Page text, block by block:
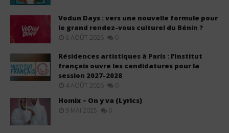
Vodun Days : vers une nouvelle formule pour
le grand rendez-vous culturel du Bénin ?
6 AOÛT 2026 0
Résidences artistiques à Paris : l’Institut
français ouvre les candidatures pour la
session 2027-2028
4 AOÛT 2026 0
Homix – On y va (Lyrics)
9 MAI 2025 0